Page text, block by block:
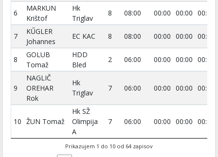
6
MARKUN
Krištof
Hk
Triglav
8 08:00 00:00 00:00 00:00
7
KŰGLER
Johannes
EC KAC 8 08:00 00:00 00:00 00:00
8
GOLUB
Tomaž
HDD
Bled
2 06:00 00:00 00:00 00:00
9
NAGLIČ
OREHAR
Rok
Hk
Triglav
7 06:00 00:00 00:00 00:00
10 ŽUN Tomaž
Hk SŽ
Olimpija
A
7 06:00 00:00 00:00 00:00
Prikazujem 1 do 10 od 64 zapisov